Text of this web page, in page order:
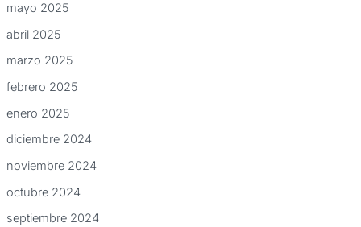
mayo 2025
abril 2025
marzo 2025
febrero 2025
enero 2025
diciembre 2024
noviembre 2024
octubre 2024
septiembre 2024